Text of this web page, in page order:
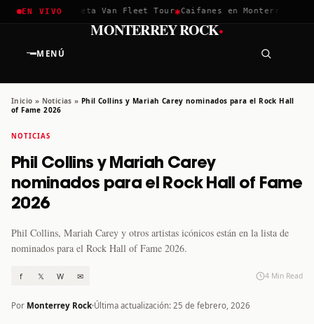
EN VIVO
2026 ✱Greta Van Fleet Tour✱Caifanes en Monterrey · 12
MENÚ
MONTERREY ROCK·
Inicio » Noticias » Phil Collins y Mariah Carey nominados para el Rock Hall
of Fame 2026
NOTICIAS
Phil Collins y Mariah Carey
nominados para el Rock Hall of Fame
2026
Phil Collins, Mariah Carey y otros artistas icónicos están en la lista de
nominados para el Rock Hall of Fame 2026.
f 𝕏 W ✉ 4 Min Read
Por Monterrey Rock Última actualización: 25 de febrero, 2026